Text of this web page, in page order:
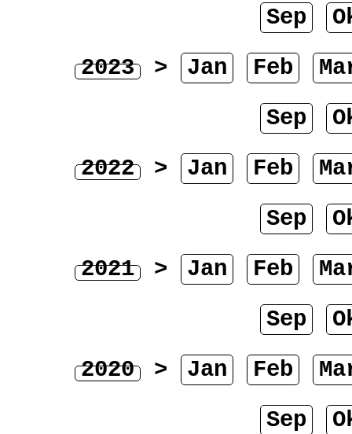
Sep
2023
> Jan Feb
Sep
2022
> Jan Feb
Sep
2021
> Jan Feb
Sep
2020
> Jan Feb
Sep